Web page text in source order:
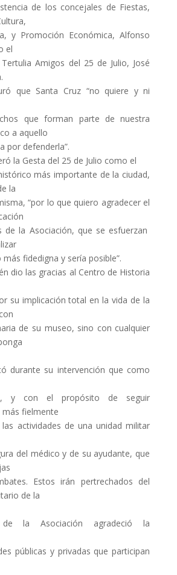
de los concejales de Fiestas,
y Promoción Económica, Alfonso
el
Amigos del 25 de Julio, José
que Santa Cruz “no quiere y ni
que forman parte de nuestra
a aquello
por defenderla”.
la Gesta del 25 de Julio como el
más importante de la ciudad,
la
“por lo que quiero agradecer el
de la Asociación, que se esfuerzan
fidedigna y sería posible”.
dio las gracias al Centro de Historia
su implicación total en la vida de la
de su museo, sino con cualquier
durante su intervención que como
y con el propósito de seguir
fielmente
actividades de una unidad militar
del médico y de su ayudante, que
Estos irán pertrechados del
de la
la Asociación agradeció la
públicas y privadas que participan